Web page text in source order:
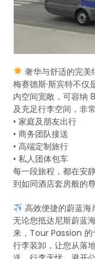
奢华与舒适的完美
梅赛德斯·斯宾特不
内空间宽敞，可容纳
及充足行李空间，非
• 家庭及朋友出行
• 商务团队接送
• 高端定制旅行
• 私人团体包车
每一段旅程，都在安
到如同酒店套房般的
高效便捷的蔚蓝海
无论您抵达尼斯蔚蓝
来，Tour Passion 的
行李装卸，让您从落